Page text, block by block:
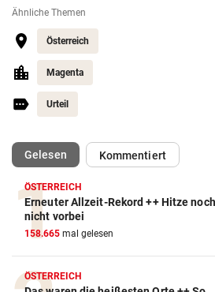
Ähnliche Themen
Österreich
Magenta
Urteil
Gelesen(ausgewählt)Kommentiert
ÖSTERREICH
Erneuter Allzeit-Rekord ++ Hitze noch
nicht vorbei
158.665 mal gelesen
ÖSTERREICH